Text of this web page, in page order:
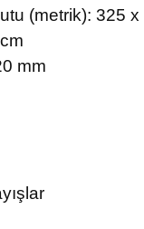
(metrik): 325
mm